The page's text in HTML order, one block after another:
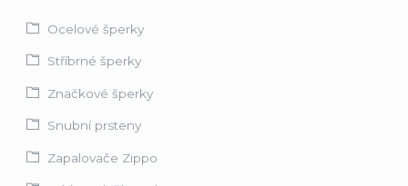
Ocelové šperky
Stříbrné šperky
Značkové šperky
Snubní prsteny
Zapalovače Zippo